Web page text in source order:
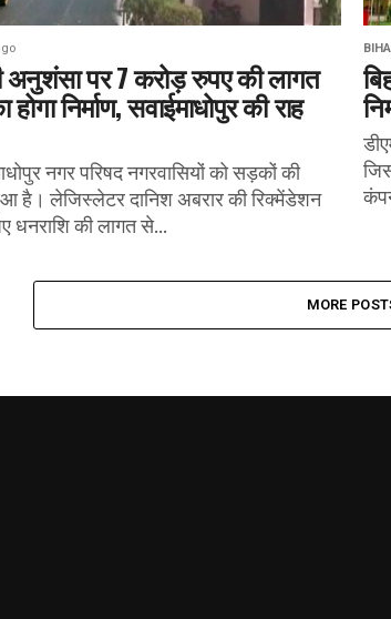
अनुशंसा पर 7 करोड़ रुपए की लागत
निर्माण, सवाईमाधोपुर की राह
नगर परिषद नगरवासियों को सड़कों की
है। लेजिस्लेटर दानिश अबरार की रिक्मेंडेशन
धनराशि की लागत से...
MORE